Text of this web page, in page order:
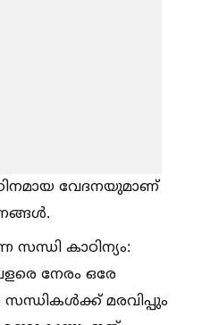
വേദനയുമാണ്
സന്ധി കാഠിന്യം:
നേരം ഒരേ
മരവിപ്പും